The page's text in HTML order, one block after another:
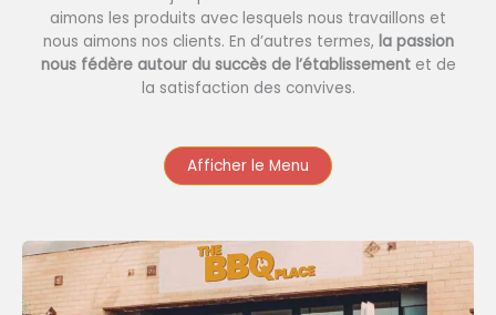
aimons les produits avec lesquels nous travaillons et
nous aimons nos clients. En d’autres termes, la passion
nous fédère autour du succès de l’établissementet de
la satisfaction des convives.
Afficher le Menu